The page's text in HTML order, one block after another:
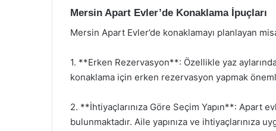
Mersin Apart Evler’de Konaklama İpuçları
Mersin Apart Evler’de konaklamayı planlayan
1. **Erken Rezervasyon**: Özellikle yaz
konaklama için erken rezervasyon yapmak
2. **İhtiyaçlarınıza Göre Seçim Yapın**: Apart
bulunmaktadır. Aile yapınıza ve ihtiyaçlarınıza